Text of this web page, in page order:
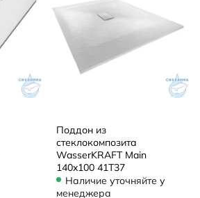
Поддон из
стеклокомпозита
WasserKRAFT Main
140x100 41T37
Наличие уточняйте у
менеджера